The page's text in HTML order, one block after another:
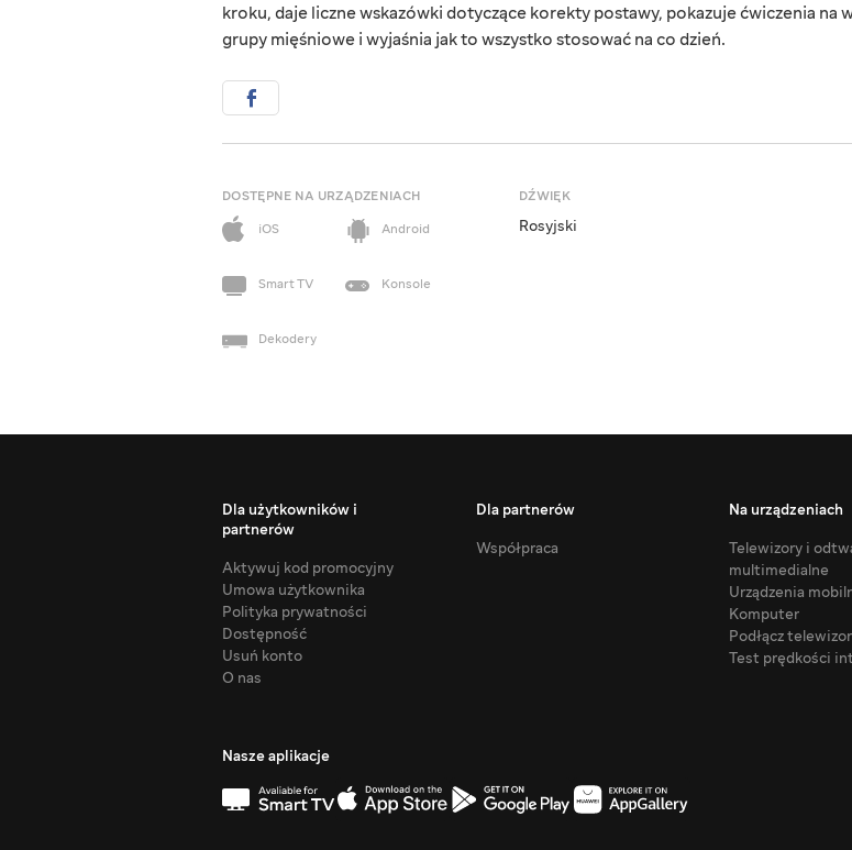
kroku, daje liczne wskazówki dotyczące korekty postawy, pokazuje ćwiczenia na
grupy mięśniowe i wyjaśnia jak to wszystko stosować na co dzień.
DOSTĘPNE NA URZĄDZENIACH
iOS
Android
Smart TV Konsole
Dekodery
DŹWIĘK
Rosyjski
Dla użytkowników i
partnerów
Aktywuj kod promocyjny
Umowa użytkownika
Polityka prywatności
Dostępność
Usuń konto
O nas
Dla partnerów
Współpraca
Na urządzeniach
Telewizory i
multimedialne
Urządzenia
Komputer
Podłącz telewizor
Test prędkości
Nasze aplikacje